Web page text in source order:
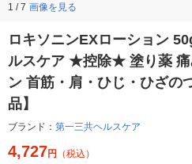
1 / 7 画像を見る
ロキソニンEXローション
ルスケア ★控除★ 塗り薬 痛
ン 首筋・肩・ひじ・ひざの
品】
ブランド： 第一三共ヘルスケア
4,727円
（税込）